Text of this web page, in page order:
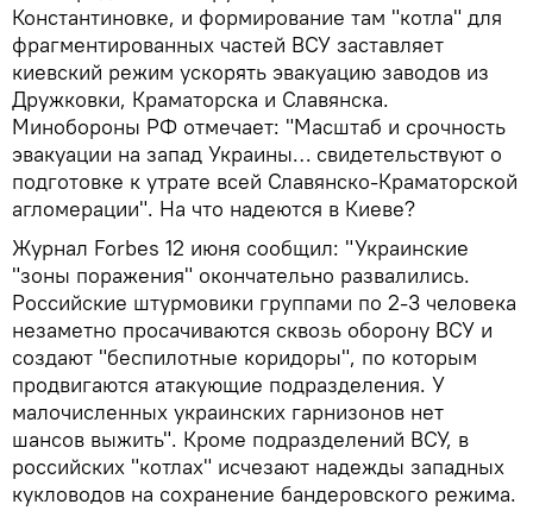
Константиновке, и формирование там "котла" для
фрагментированных частей ВСУ заставляет
киевский режим ускорять эвакуацию заводов из
Дружковки, Краматорска и Славянска.
Минобороны РФ отмечает: "Масштаб и срочность
эвакуации на запад Украины… свидетельствуют о
подготовке к утрате всей Славянско-Краматорской
агломерации". На что надеются в Киеве?
Журнал Forbes 12 июня сообщил: "Украинские
"зоны поражения" окончательно развалились.
Российские штурмовики группами по 2-3 человека
незаметно просачиваются сквозь оборону ВСУ и
создают "беспилотные коридоры", по которым
продвигаются атакующие подразделения. У
малочисленных украинских гарнизонов нет
шансов выжить". Кроме подразделений ВСУ, в
российских "котлах" исчезают надежды западных
кукловодов на сохранение бандеровского режима.